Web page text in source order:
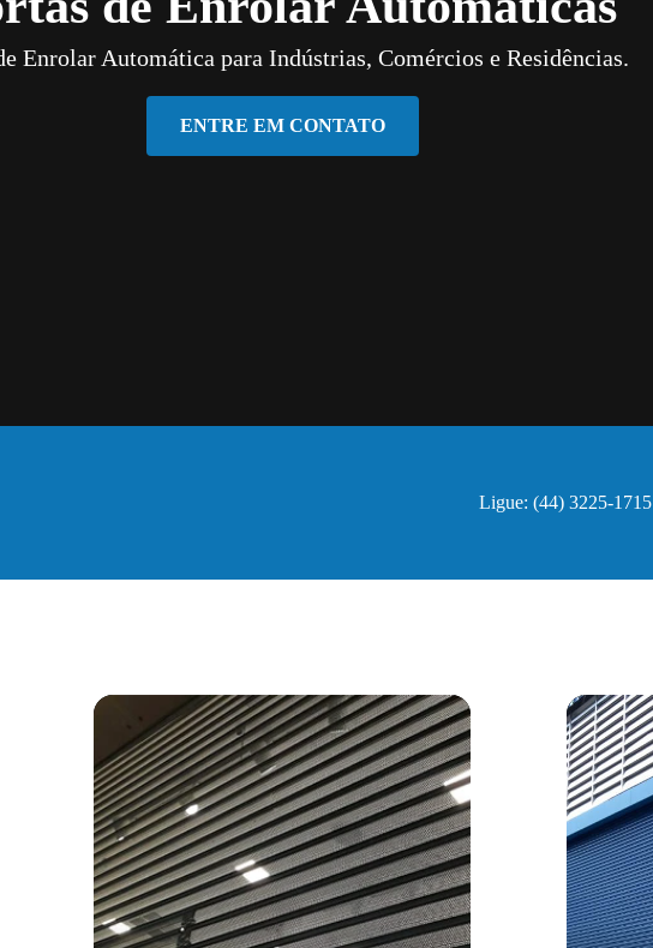
Enrolar Automática para Indústrias, Comércios e Residências.
ENTRE EM CONTATO
Ligue: (44) 3225-1715